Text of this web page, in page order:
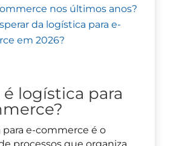
nos últimos anos?
da logística para e-
em 2026?
logística para
para e-commerce é o